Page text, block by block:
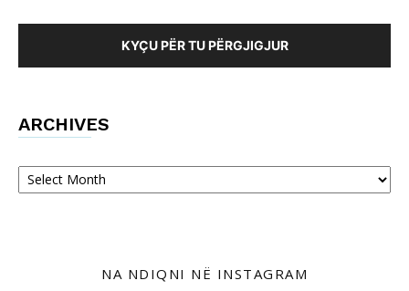
KYÇU PËR TU PËRGJIGJUR
ARCHIVES
Archives
NA NDIQNI NË INSTAGRAM